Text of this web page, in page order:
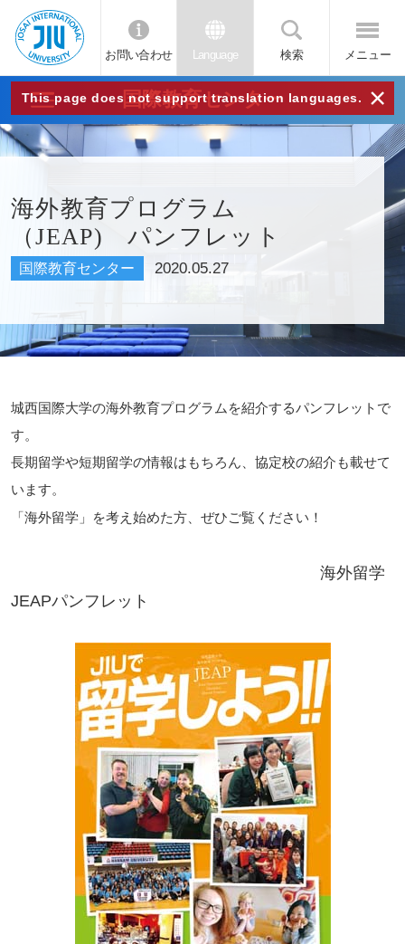
JIU
城西
国際
大学
お問い合わせ Language 検索 メニュー
This page does not support translation languages. ×
国際教育センター
海外教育プログラム
（JEAP) パンフレット
国際教育センター 2020.05.27
城西国際大学の海外教育プログラムを紹介するパンフレットで
す。
長期留学や短期留学の情報はもちろん、協定校の紹介も載せて
います。
「海外留学」を考え始めた方、ぜひご覧ください！
海外留学
JEAPパンフレット